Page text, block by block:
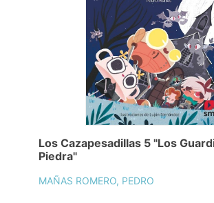
Los Cazapesadillas 5 "Los
Piedra"
MAÑAS ROMERO, PEDRO